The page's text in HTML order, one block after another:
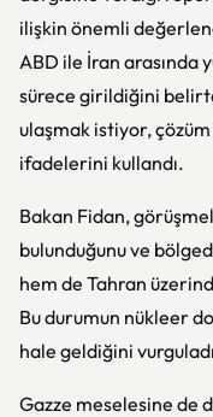
ilişkin önemli
ABD ile İran arasında
sürece girildiğini
ulaşmak istiyor,
ifadelerini kullandı.
Bakan Fidan,
bulunduğunu ve
hem de Tahran
Bu durumun nükleer
hale geldiğini
Gazze meselesine de